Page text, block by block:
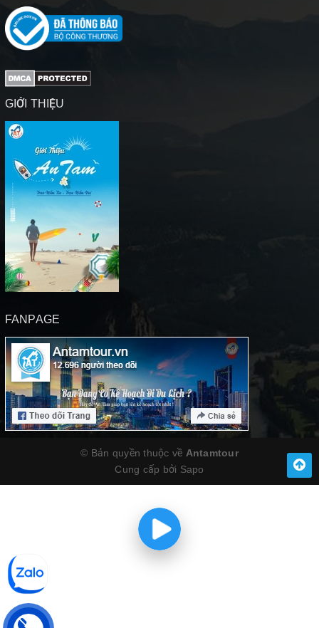
GIỚI THIỆU
FANPAGE
© Bản quyền thuộc về Antamtour
Cung cấp bởi Sapo